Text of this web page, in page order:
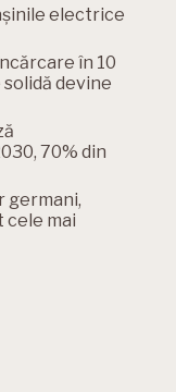
electrice
în 10
devine
70% din
germani,
cele mai